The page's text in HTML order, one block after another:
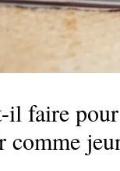
il faire
comme